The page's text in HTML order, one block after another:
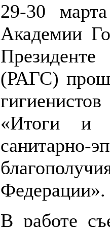
29-30
Академии
(РАГС)
«Итоги и
санитарно-
Федерации».
В работе